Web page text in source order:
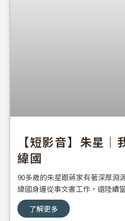
【短影音】朱星｜
緯國
90多歲的朱星跟蔣家有著深厚淵
緯國身邊從事文書工作，還陸續
衛，其中他對蔣緯國的感情最深
翩翩、文武雙全的領導者。
了解更多